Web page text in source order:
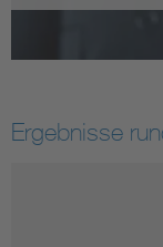
Ergebnisse